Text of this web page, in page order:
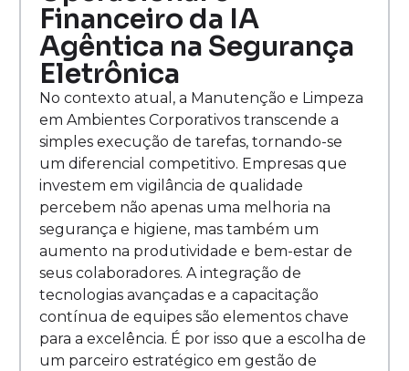
Financeiro da IA
Agêntica na Segurança
Eletrônica
No contexto atual, a Manutenção e Limpeza
em Ambientes Corporativos transcende a
simples execução de tarefas, tornando-se
um diferencial competitivo. Empresas que
investem em vigilância de qualidade
percebem não apenas uma melhoria na
segurança e higiene, mas também um
aumento na produtividade e bem-estar de
seus colaboradores. A integração de
tecnologias avançadas e a capacitação
contínua de equipes são elementos chave
para a excelência. É por isso que a escolha de
um parceiro estratégico em gestão de